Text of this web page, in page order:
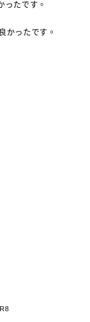
ったです。
かったです。